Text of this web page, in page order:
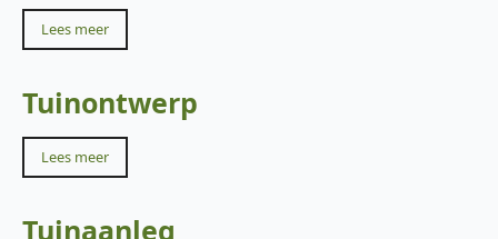
Lees meer
Tuinontwerp
Lees meer
Tuinaanleg